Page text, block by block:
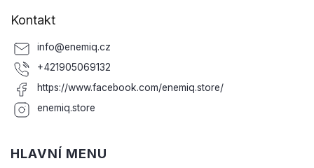
Kontakt
info@enemiq.cz
+421905069132
https://www.facebook.com/enemiq.store/
enemiq.store
HLAVNÍ MENU